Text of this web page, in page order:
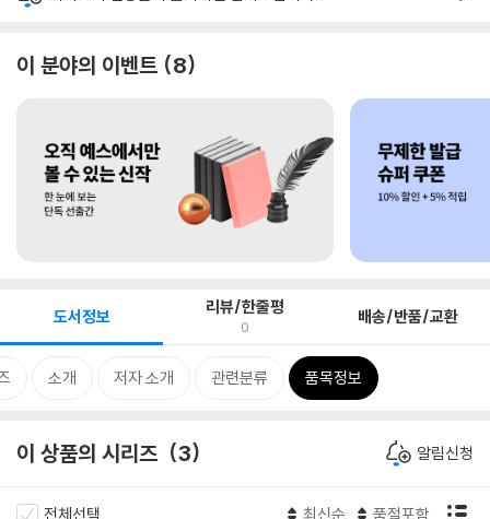
이 분야의 이벤트 8
도서정보 리뷰/한줄평
0 배송/반품/교환
소개 저자 소개 관련분류 품목정보
이 상품의 시리즈 3 알림신청
전체선택 최신순 품절포함